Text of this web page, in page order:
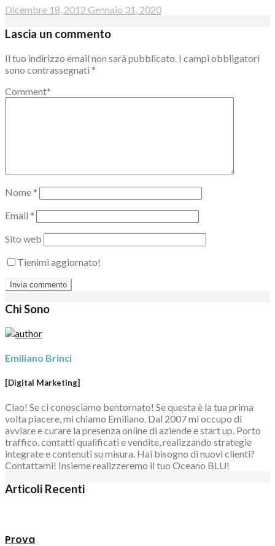
Dicembre 18, 2012 Gennaio 31, 2020
Lascia un commento
Il tuo indirizzo email non sarà pubblicato. I campi obbligatori
sono contrassegnati *
Comment*
Nome *
Email *
Sito web
Tienimi aggiornato!
Chi Sono
Emiliano Brinci
[Digital Marketing]
Ciao! Se ci conosciamo bentornato! Se questa è la tua prima
volta piacere, mi chiamo Emiliano. Dal 2007 mi occupo di
avviare e curare la presenza online di aziende e start up. Porto
traffico, contatti qualificati e vendite, realizzando strategie
integrate e contenuti su misura. Hai bisogno di nuovi clienti?
Contattami! Insieme realizzeremo il tuo Oceano BLU!
Articoli Recenti
Prova